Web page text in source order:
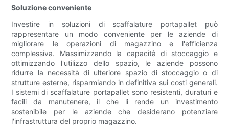
Soluzione conveniente
Investire in soluzioni di scaffalature portapallet può
rappresentare un modo conveniente per le aziende di
migliorare le operazioni di magazzino e l'efficienza
complessiva. Massimizzando la capacità di stoccaggio e
ottimizzando l'utilizzo dello spazio, le aziende possono
ridurre la necessità di ulteriore spazio di stoccaggio o di
strutture esterne, risparmiando in definitiva sui costi generali.
I sistemi di scaffalature portapallet sono resistenti, duraturi e
facili da manutenere, il che li rende un investimento
sostenibile per le aziende che desiderano potenziare
l'infrastruttura del proprio magazzino.